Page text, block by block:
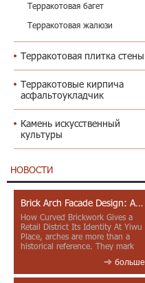
Терракотовая багет
Терракотовая жалюзи
Терракотовая плитка стены
Терракотовые кирпича
асфальтоукладчик
Камень искусственный
культуры
НОВОСТИ
Brick Arch Facade Design: A Closer Look at Yiwu Place
How Curved Brickwork Gives a
Retail District Its Identity At Yiwu
Place, arches are more than a
historical reference. They mark
больше